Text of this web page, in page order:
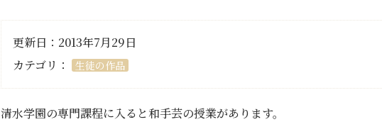
更新日：2013年7月29日
カテゴリ：
生徒の作品
清水学園の専門課程に入ると和手芸の授業があります。